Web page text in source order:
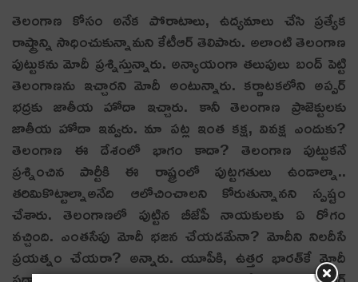
తెలంగాణ కోసం అనేక పోరాటాలు, ఉద్య‌మాలు చేసి ప్ర‌త్యేక
రాష్ట్రాన్ని సాధించుకున్నామ‌ని కేటీఆర్ తెలిపారు. అలాంటి తెలంగాణ
పుట్టుక‌ను మోదీ ప్ర‌శ్నిస్తున్నారు. అన్యాయంగా త‌లుపులు బంద్ పెట్టి
తెలంగాణ‌ను ఇచ్చారని మోదీ అంటున్నారు. క‌ర్ణాట‌క‌లోని అప్ప‌ర్
భ‌ద్ర‌కు జాతీయ హోదా ఇచ్చారు. కానీ తెలంగాణ ప్రాజెక్టుల‌కు
జాతీయ హోదా ఇవ్వ‌రు. మా ప‌ట్ల ఇంత క‌క్ష‌, వివ‌క్ష ఎందుకు?
తెలంగాణ ఈ దేశంలో భాగం కాదా? తెలంగాణ పుట్టుక‌నే
ప్ర‌శ్నించిన పార్టీకి ఈ రాష్ట్రంలో పుట్ట‌గ‌తులు ఉండాల్నా..
త‌రిమికొట్టాల్నాఅనేది ఆలోచించాల‌ని కోరుతున్నానని స్ప‌ష్టం
చేశారు. తెలంగాణ‌లో పుట్టిన బీజేపీ నాయ‌కుల‌కు ఏ రోగం
వ‌చ్చింది. ఎంత‌సేపు మోదీ భ‌జ‌న చేయ‌డ‌మేనా? మోదీని నిల‌దీసే
ప్ర‌య‌త్నం చేయ‌రా? అన్నారు. యూపీకి, ఉత్త‌ర భార‌త్‌కే మోదీ